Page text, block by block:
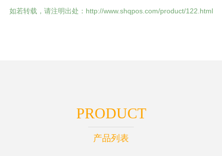
如若转载，请注明出处：http://www.shqpos.com/product/122.html
PRODUCT
产品列表